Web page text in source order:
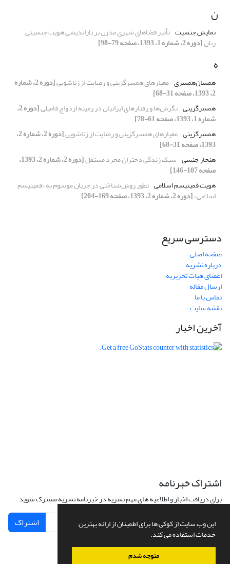
این وب سایت از کوکی ها برای اطمینان از ارائه بهترین
خدمات استفاده می کند.
متوجه شدم
ن
نمایش جنسیت تأثیر فضاهای شهری مدرن بر بازاندیشی هویت جنسیتی
زنان[دوره 2، شماره 1، 1393، صفحه 79-98]
ه
همسان‌همسری معیارهای همسرگزینی و رضایت از زناشویی [دوره 2، شماره
2، 1393، صفحه 31-68]
همسرگزینی نگرش‌ها و رفتارهای ایرانیان در زمینه ازدواج فامیلی [دوره 2،
شماره 1، 1393، صفحه 61-78]
همسرگزینی معیارهای همسرگزینی و رضایت از زناشویی [دوره 2، شماره 2،
1393، صفحه 31-68]
هنجار جنسی سبک زندگی دختران مجرد مستقل [دوره 2، شماره 2، 1393،
صفحه 107-146]
هویت فمینیسم اسلامی تطور روش‌شناختی در جریان موسوم به «فمینیسم
اسلامی»[دوره 2، شماره 2، 1393، صفحه 169-204]
دسترسی سریع
صفحه اصلی
درباره نشریه
اعضای هیات تحریریه
ارسال مقاله
تماس با ما
نقشه سایت
آخرین اخبار
اشتراک خبرنامه
برای دریافت اخبار و اطلاعیه های مهم نشریه در خبرنامه نشریه مشترک شوید.
اشتراک